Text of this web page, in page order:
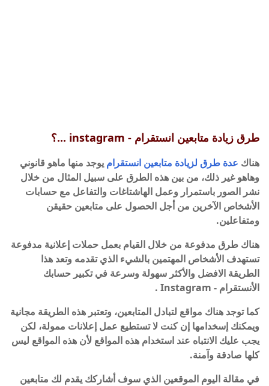
طرق زيادة متابعين انستقرام - instagram ...؟
هناك عدة طرق لزيادة متابعين انستقرام يوجد منها ماهو قانوني
وهاهو غير ذلك، من بين هذه الطرق على سبيل المثال من خلال
نشر الصور باستمرار وعمل الهاشتاغات والتفاعل مع حسابات
الأشخاص الآخرين من أجل الحصول على متابعين حقيقن
ومتفاعلين.
هناك طرق مدفوعة من خلال القيام بعمل حملات إعلانية مدفوعة
تستهدف الأشخاص المهتمين بالشيء الذي تقدمه وتعد هذا
الطريقة الافضل والأكثر سهولة وسرعة في تكبير حسابك
الأنستقرام - Instagram .
كما توجد هناك مواقع لتبادل المتابعين، وتعتبر هذه الطريقة مجانية
ويمكنك إسخدامها إن كنت لا تستطيع عمل إعلانات ممولة، لكن
يجب عليك الانتباه عند استخدام هذه المواقع لأن هذه المواقع ليس
كلها صادقة وآمنة.
في مقالة اليوم الموقعين الذي سوف أشاركك يقدم لك متابعين